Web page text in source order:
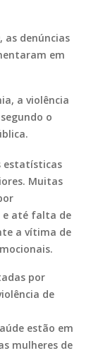
as denúncias
em
a violência
o
estatísticas
Muitas
e até falta de
a vítima de
por
de
estão em
mulheres de